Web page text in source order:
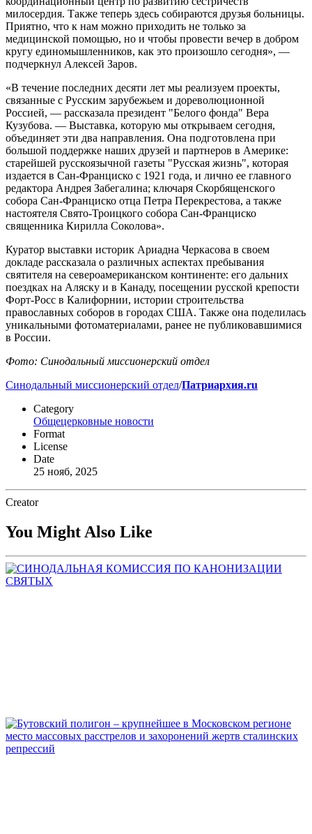
милосердия. Также теперь здесь собираются друзья больницы.
Приятно, что к нам можно приходить не только за
медицинской помощью, но и чтобы провести вечер в добром
кругу единомышленников, как это произошло сегодня», —
подчеркнул Алексей Заров.
«В течение последних десяти лет мы реализуем проекты,
связанные с Русским зарубежьем и дореволюционной
Россией, — рассказала президент "Белого фонда" Вера
Кузубова. — Выставка, которую мы открываем сегодня,
объединяет эти два направления. Она подготовлена при
большой поддержке наших друзей и партнеров в Америке:
старейшей русскоязычной газеты "Русская жизнь", которая
издается в Сан-Франциско с 1921 года, и лично ее главного
редактора Андрея Забегалина; ключаря Скорбященского
собора Сан-Франциско отца Петра Перекрестова, а также
настоятеля Свято-Троицкого собора Сан-Франциско
священника Кирилла Соколова».
Куратор выставки историк Ариадна Черкасова в своем
докладе рассказала о различных аспектах пребывания
святителя на североамериканском континенте: его дальних
поездках на Аляску и в Канаду, посещении русской крепости
Форт-Росс в Калифорнии, истории строительства
православных соборов в городах США. Также она поделилась
уникальными фотоматериалами, ранее не публиковавшимися
в России.
Фото: Синодальный миссионерский отдел
Синодальный миссионерский отдел/Патриархия.ru
Category
Общецерковные новости
Format
License
Date
25 нояб, 2025
Creator
You Might Also Like